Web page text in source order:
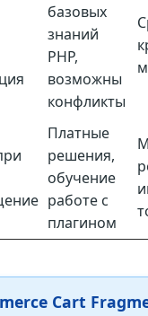
базовых
знаний
PHP,
возможны
конфликты
Платные
решения,
обучение
работе с
плагином
Cart